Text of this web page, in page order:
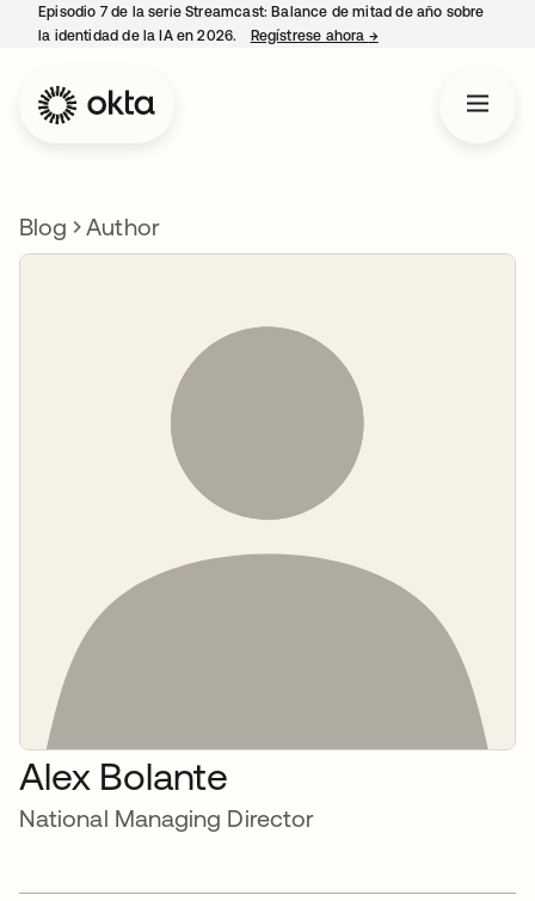
Episodio 7 de la serie Streamcast: Balance de mitad de año sobre
la identidad de la IA en 2026.
Regístrese ahora →se abre en una
Blog Author
Alex Bolante
National Managing Director